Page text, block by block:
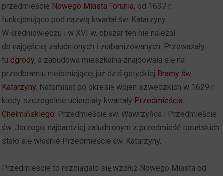
przedmieście Nowego Miasta Torunia, od 1637 r.
funkcjonujące pod nazwą kwartał św. Katarzyny.
W średniowieczu i w XVI w. obszar ten nie należał
do najgęściej zaludnionych i zurbanizowanych. Przeważały
tu ogrody, a zabudowa mieszkalna znajdowała się na
przedbramiu nieistniejącej już dziś gotyckiej Bramy św.
Katarzyny. Natomiast po okresie wojen szwedzkich w 1629 r.
kiedy szczególnie ucierpiały kwartały Przedmieścia
Chełmińskiego: Przedmieście św. Wawrzyńca i Przedmieście
św. Jerzego, najbardziej zaludnionym z przedmieść toruńskich
stało się właśnie Przedmieście św. Katarzyny.
Przedmieście to rozciągało się wzdłuż Nowego Miasta od